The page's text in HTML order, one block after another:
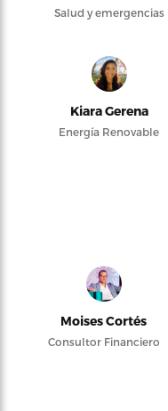
Salud y emergencias
Kiara Gerena
Energía Renovable
Moises Cortés
Consultor Financiero